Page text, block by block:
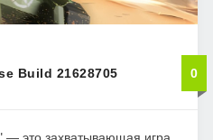
Build 21628705 0